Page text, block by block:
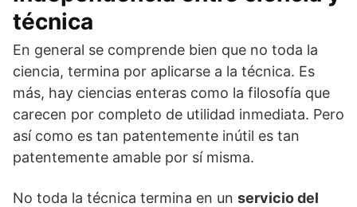
técnica
En general se comprende bien que no toda la
ciencia, termina por apli­carse a la técnica. Es
más, hay ciencias enteras como la filosofía que
carecen por completo de utilidad inmediata. Pero
así como es tan patentemente inútil es tan
patentemente amable por sí misma.
No toda la técnica termina en un servicio del